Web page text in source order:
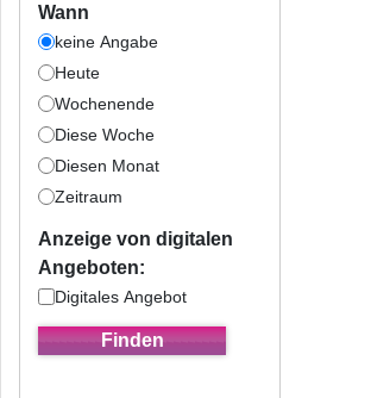
Wann
keine Angabe
Heute
Wochenende
Diese Woche
Diesen Monat
Zeitraum
Anzeige von digitalen
Angeboten:
Digitales Angebot